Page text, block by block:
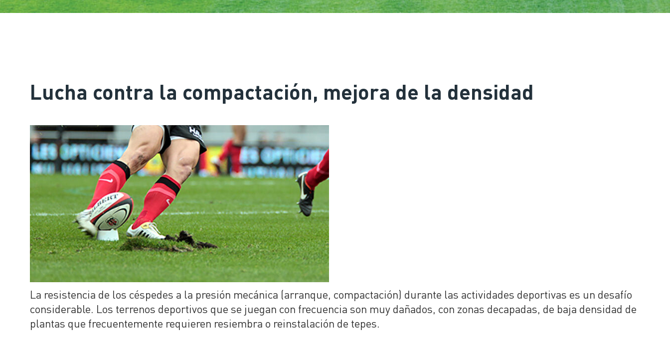
Lucha contra la compactación, mejora de la densidad
La resistencia de los céspedes a la presión mecánica (arranque, compactación) durante las actividades deportivas es un desafío
considerable. Los terrenos deportivos que se juegan con frecuencia son muy dañados, con zonas decapadas, de baja densidad de
plantas que frecuentemente requieren resiembra o reinstalación de tepes.